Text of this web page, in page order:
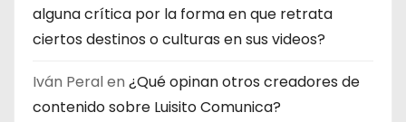
alguna crítica por la forma en que retrata
ciertos destinos o culturas en sus videos?
Iván Peralen ¿Qué opinan otros creadores de
contenido sobre Luisito Comunica?